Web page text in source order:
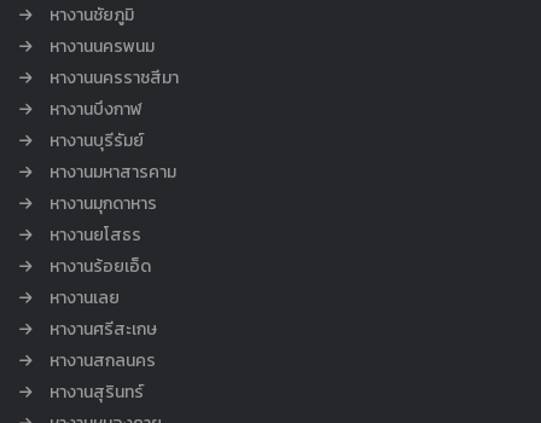
หางานชัยภูมิ
หางานนครพนม
หางานนครราชสีมา
หางานบึงกาฬ
หางานบุรีรัมย์
หางานมหาสารคาม
หางานมุกดาหาร
หางานยโสธร
หางานร้อยเอ็ด
หางานเลย
หางานศรีสะเกษ
หางานสกลนคร
หางานสุรินทร์